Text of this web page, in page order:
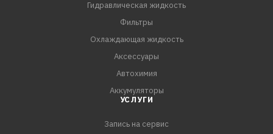
Гидравлическая жидкость
Фильтры
Охлаждающая жидкость
Аксессуары
Автохимия
Аккумуляторы
УСЛУГИ
Запись на сервис